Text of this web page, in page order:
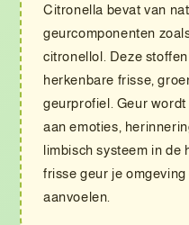
Citronella bevat van
geurcomponenten
citronellol. Deze
herkenbare frisse,
geurprofiel. Geur
aan emoties,
limbisch systeem in de
frisse geur je
aanvoelen.